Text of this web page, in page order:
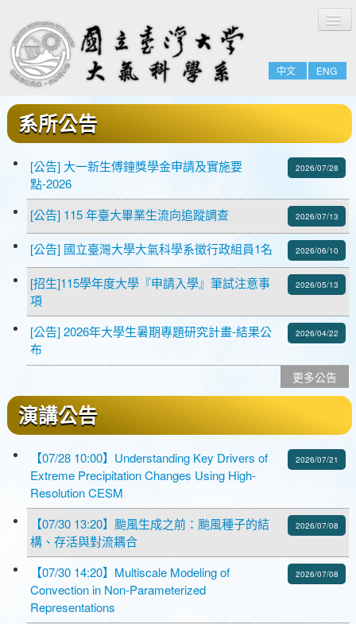
中文 ENG
切
覽
回首頁
系所簡介
系所成員
招生與課程
相關資源
系所公告
[公告] 大一新生傅鐘獎學金申請及實施要
點-2026
2026/07/28
[公告] 115 年臺大畢業生流向追蹤調查 2026/07/13
[公告] 國立臺灣大學大氣科學系徵行政組員1名 2026/06/10
[招生]115學年度大學『申請入學』筆試注意事
項
2026/05/13
[公告] 2026年大學生暑期專題研究計畫-結果公
布
2026/04/22
更多公告
演講公告
【07/28 10:00】Understanding Key Drivers of
Extreme Precipitation Changes Using High-
Resolution CESM
2026/07/21
【07/30 13:20】颱風生成之前：颱風種子的結
構、存活與對流耦合
2026/07/08
【07/30 14:20】Multiscale Modeling of
Convection in Non-Parameterized
Representations
2026/07/08